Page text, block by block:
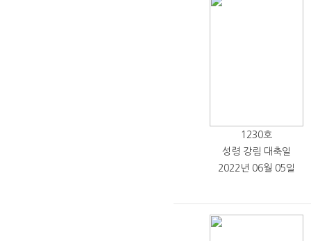
1230호
성령 강림 대축일
2022년 06월 05일